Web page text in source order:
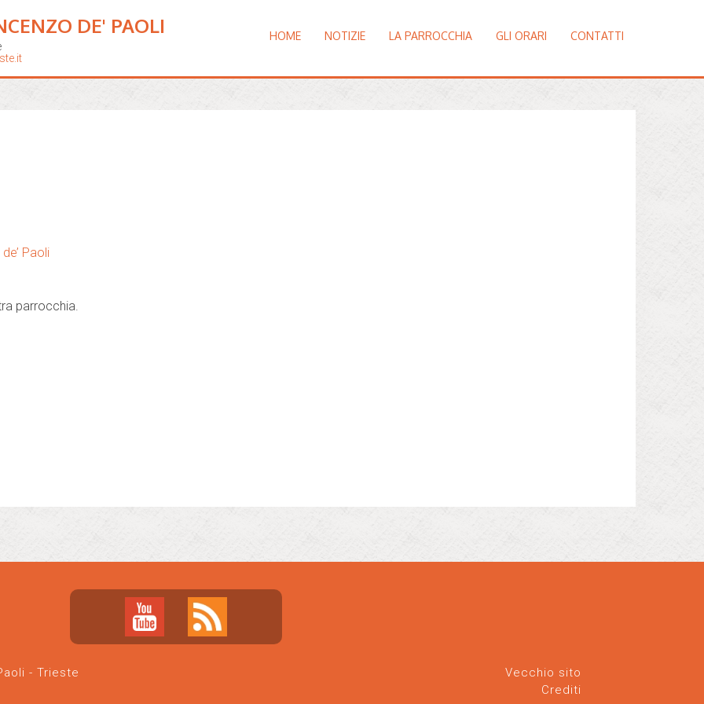
DE' PAOLI HOME NOTIZIE LA PARROCCHIA GLI ORARI CONTATTI
Paoli
parrocchia.
- Trieste
Vecchio sito
Crediti